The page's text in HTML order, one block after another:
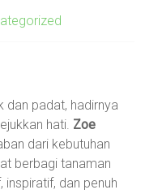
dan padat, hadirnya
hati. Zoe
dari kebutuhan
berbagi tanaman
inspiratif, dan penuh